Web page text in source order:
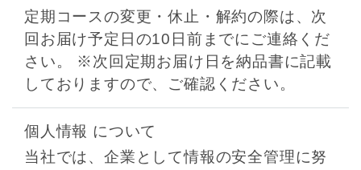
定期コースの変更・休止・解約の際は、次
回お届け予定日の10日前までにご連絡くだ
さい。 ※次回定期お届け日を納品書に記載
しておりますので、ご確認ください。
個人情報 について
当社では、企業として情報の安全管理に努